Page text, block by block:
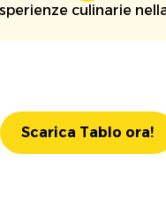
culinarie
Scarica Tablo ora!